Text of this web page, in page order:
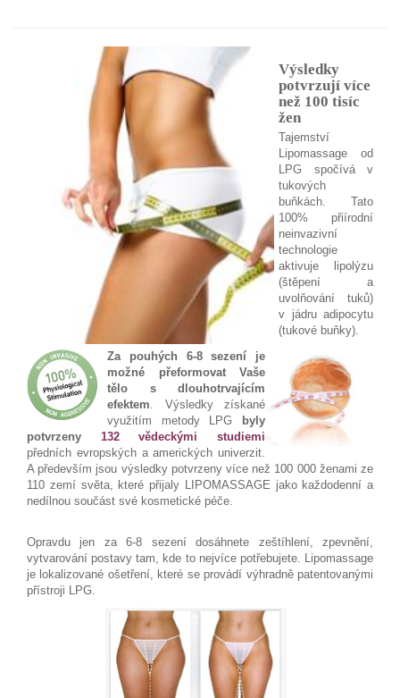
Výsledky
potvrzují více
než 100 tisíc
žen
Tajemství
Lipomassage od
LPG spočívá v
tukových
buňkách. Tato
100% přiírodní
neinvazivní
technologie
aktivuje lipolýzu
(štěpení a
uvolňování tuků)
v jádru adipocytu
(tukové buňky).
Za pouhých 6-8 sezení je
možné přeformovat Vaše
tělo s dlouhotrvajícím
efektem. Výsledky získané
využitím metody LPG
byly
potvrzeny 132 vědeckými studiemi
předních evropských a amerických univerzit.
A především jsou výsledky potvrzeny více než 100 000 ženami ze
110 zemí světa, které přijaly LIPOMASSAGE jako každodenní a
nedílnou součást své kosmetické péče.
Opravdu jen za 6-8 sezení dosáhnete zeštíhlení, zpevnění,
vytvarování postavy tam, kde to nejvíce potřebujete. Lipomassage
je lokalizované ošetření, které se provádí výhradně patentovanými
přístroji LPG.